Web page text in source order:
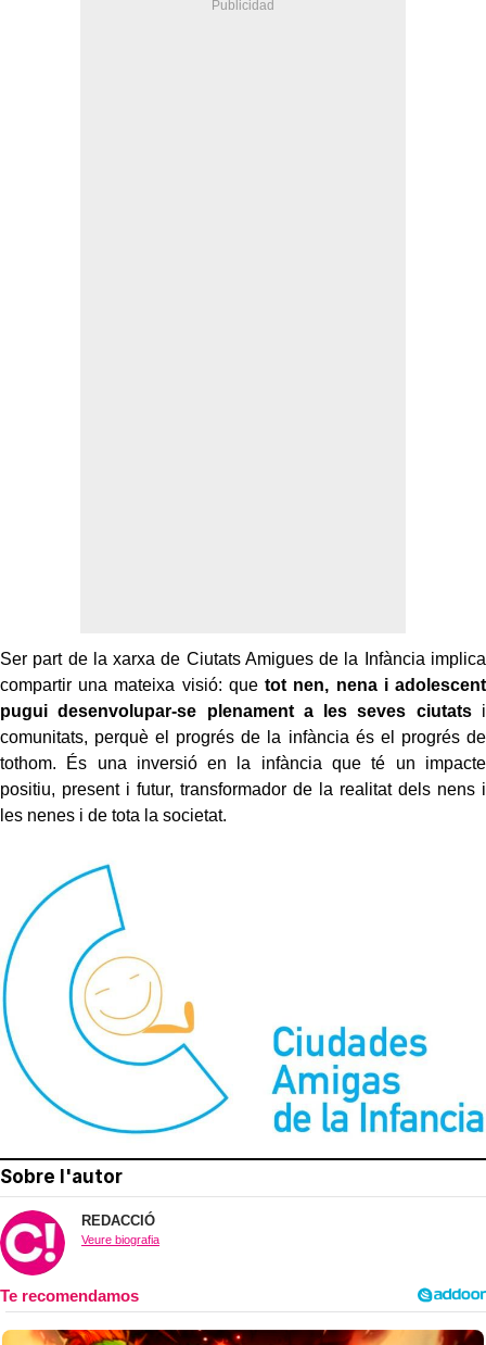
Ser part de la xarxa de Ciutats Amigues de la Infància implica
compartir una mateixa visió: quetot nen, nena i adolescent
pugui desenvolupar-se plenament a les seves ciutatsi
comunitats, perquè el progrés de la infància és el progrés de
tothom. És una inversió en la infància que té un impacte
positiu, present i futur, transformador de la realitat dels nens i
les nenes i de tota la societat.
Sobre l'autor
REDACCIÓ
Veure biografia